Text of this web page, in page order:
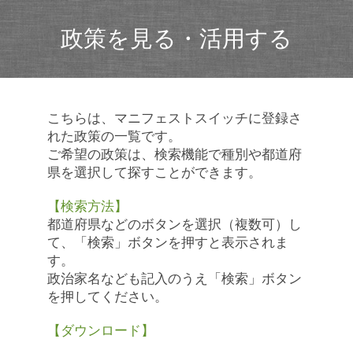
政策を見る・活用する
こちらは、マニフェストスイッチに登録さ
れた政策の一覧です。
ご希望の政策は、検索機能で種別や都道府
県を選択して探すことができます。
【検索方法】
都道府県などのボタンを選択（複数可）し
て、「検索」ボタンを押すと表示されま
す。
政治家名なども記入のうえ「検索」ボタン
を押してください。
【ダウンロード】